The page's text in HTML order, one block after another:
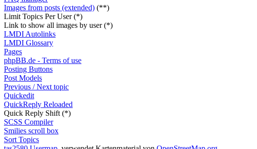
Images from posts (extended) (**)
Limit Topics Per User (*)
Link to show all images by user (*)
LMDI Autolinks
LMDI Glossary
Pages
phpBB.de - Terms of use
Posting Buttons
Post Models
Previous / Next topic
Quickedit
QuickReply Reloaded
Quick Reply Shift (*)
SCSS Compiler
Smilies scroll box
Sort Topics